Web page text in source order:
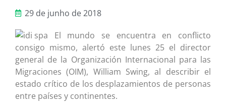
29 de junho de 2018
El mundo se encuentra en conflicto
consigo mismo, alertó este lunes 25 el director
general de la Organización Internacional para las
Migraciones (OIM), William Swing, al describir el
estado crítico de los desplazamientos de personas
entre países y continentes.